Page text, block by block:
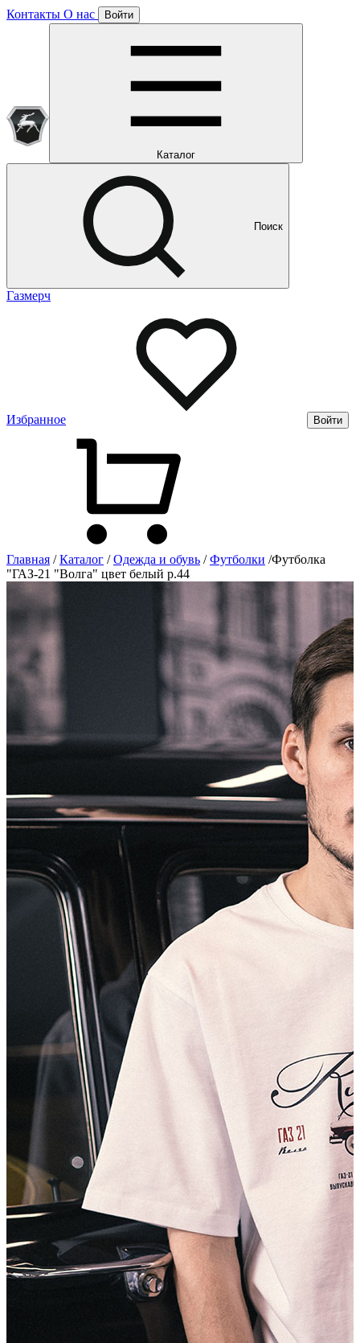
Контакты О нас Войти
Каталог
Поиск
Газмерч
Избранное Войти
Главная / Каталог / Одежда и обувь / Футболки /Футболка
"ГАЗ-21 "Волга" цвет белый р.44
Отлично!
Подписка уже оформлена